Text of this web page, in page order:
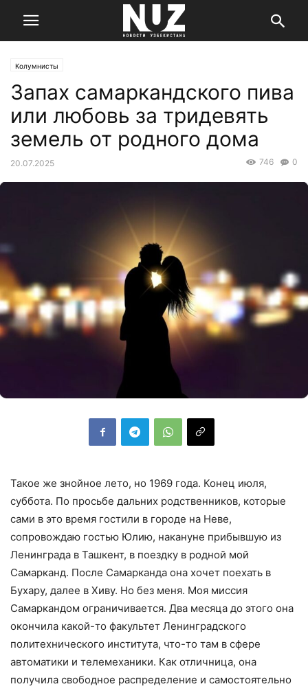
Колумнисты
Запах самаркандского пива
или любовь за тридевять
земель от родного дома
20.07.2025 0
746
Такое же знойное лето, но 1969 года. Конец июля,
суббота. По просьбе дальних родственников, которые
сами в это время гостили в городе на Неве,
сопровождаю гостью Юлию, накануне прибывшую из
Ленинграда в Ташкент, в поездку в родной мой
Самарканд. После Самарканда она хочет поехать в
Бухару, далее в Хиву. Но без меня. Моя миссия
Самаркандом ограничивается. Два месяца до этого она
окончила какой-то факультет Ленинградского
политехнического института, что-то там в сфере
автоматики и телемеханики. Как отличница, она
получила свободное распределение и самостоятельно